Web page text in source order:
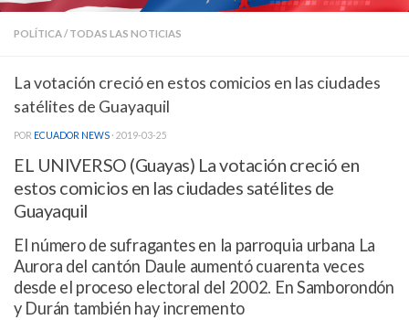
POLÍTICA/ TODAS LAS NOTICIAS
La votación creció en estos comicios en las ciudades
satélites de Guayaquil
POR ECUADOR NEWS · 2019-03-25
EL UNIVERSO (Guayas) La votación creció en
estos comicios en las ciudades satélites de
Guayaquil
El número de sufragantes en la parroquia urbana La
Aurora del cantón Daule aumentó cuarenta veces
desde el proceso electoral del 2002. En Samborondón
y Durán también hay incremento